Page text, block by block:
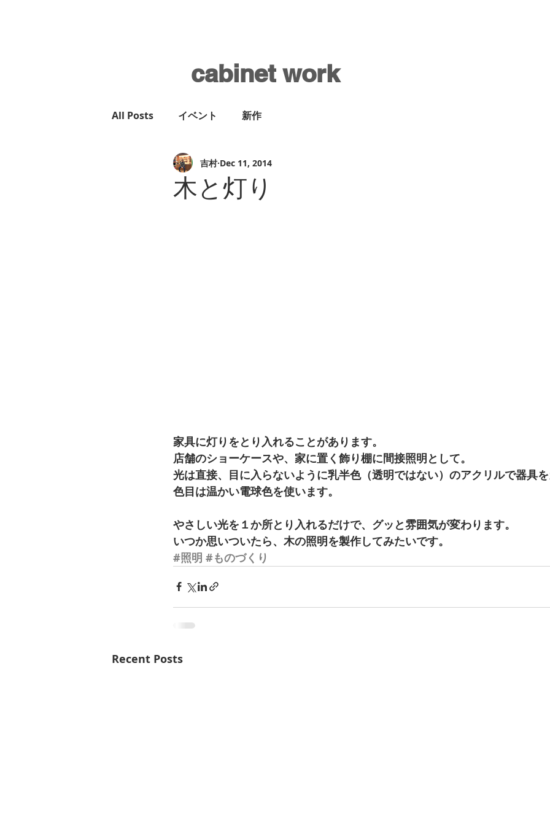
cabinet work
All Posts イベント 新作
木と灯り
吉村 Dec 11, 2014
家具に灯りをとり入れることがあります。
店舗のショーケースや、家に置く飾り棚に間接照明として。
光は直接、目に入らないように乳半色（透明ではない）のアクリルで器具
色目は温かい電球色を使います。
やさしい光を１か所とり入れるだけで、グッと雰囲気が変わります。
いつか思いついたら、木の照明を製作してみたいです。
#照明 #ものづくり
Recent Posts